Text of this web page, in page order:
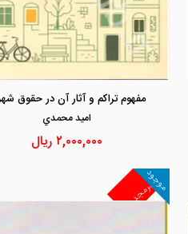
مشاهده و خرید
مفهوم تراکم و آثار آن در حقوق
اميد محمدي
۲,۰۰۰,۰۰۰ریال
غیرمجد
موجود